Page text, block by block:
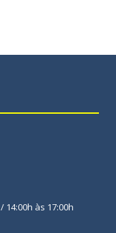
14:00h às 17:00h